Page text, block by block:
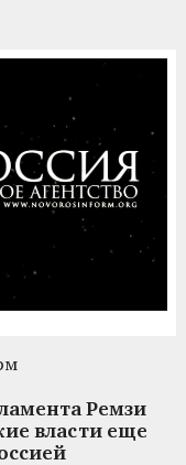
Ремзи
власти еще